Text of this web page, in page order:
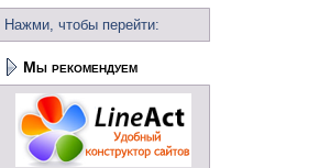
Нажми, чтобы перейти:
Мы рекомендуем